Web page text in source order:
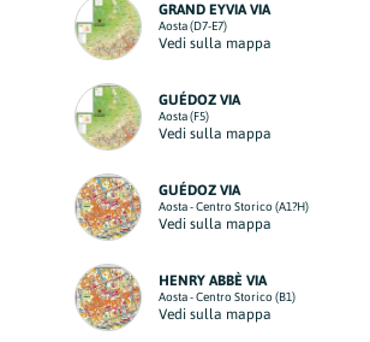
GRAND EYVIA VIA
Aosta (D7-E7)
Vedi sulla mappa
GUÉDOZ VIA
Aosta (F5)
Vedi sulla mappa
GUÉDOZ VIA
Aosta - Centro Storico (A1?H)
Vedi sulla mappa
HENRY ABBÈ VIA
Aosta - Centro Storico (B1)
Vedi sulla mappa